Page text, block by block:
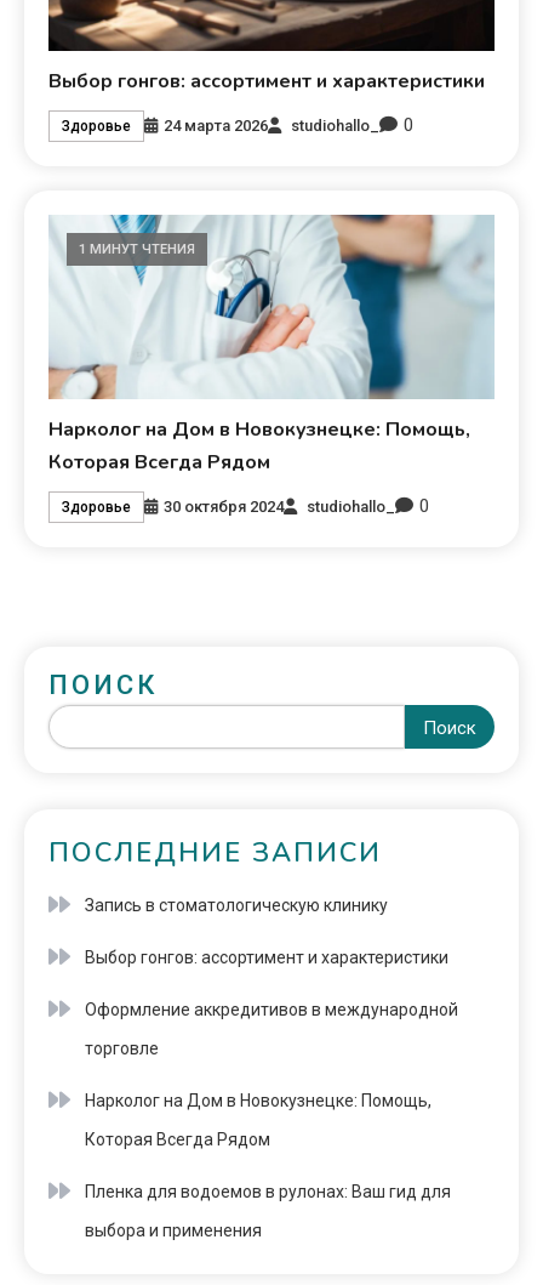
Выбор гонгов: ассортимент и характеристики
Здоровье 24 марта 2026 studiohallo_ 0
1 МИНУТ ЧТЕНИЯ
Нарколог на Дом в Новокузнецке: Помощь,
Которая Всегда Рядом
Здоровье 30 октября 2024 studiohallo_ 0
ПОИСК
Поиск
ПОСЛЕДНИЕ ЗАПИСИ
Запись в стоматологическую клинику
Выбор гонгов: ассортимент и характеристики
Оформление аккредитивов в международной
торговле
Нарколог на Дом в Новокузнецке: Помощь,
Которая Всегда Рядом
Пленка для водоемов в рулонах: Ваш гид для
выбора и применения